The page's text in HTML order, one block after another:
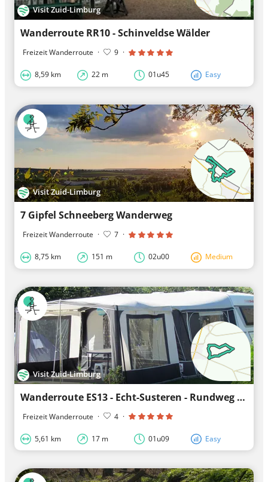
Visit Zuid-Limburg
Wanderroute RR10 - Schinveldse Wälder
Freizeit Wanderroute · 9 ·
8,59 km 22 m 01u45 Easy
Visit Zuid-Limburg
7 Gipfel Schneeberg Wanderweg
Freizeit Wanderroute · 7 ·
8,75 km 151 m 02u00 Medium
Visit Zuid-Limburg
Wanderroute ES13 - Echt-Susteren - Rundweg Naturschutzgebiet Marissen
Freizeit Wanderroute · 4 ·
5,61 km 17 m 01u09 Easy